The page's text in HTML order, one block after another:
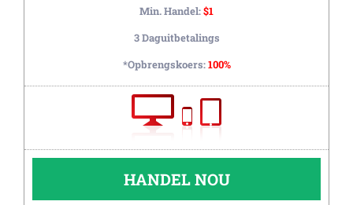
Min. Handel:$1
3 Daguitbetalings
*Opbrengskoers:100%
HANDEL NOU